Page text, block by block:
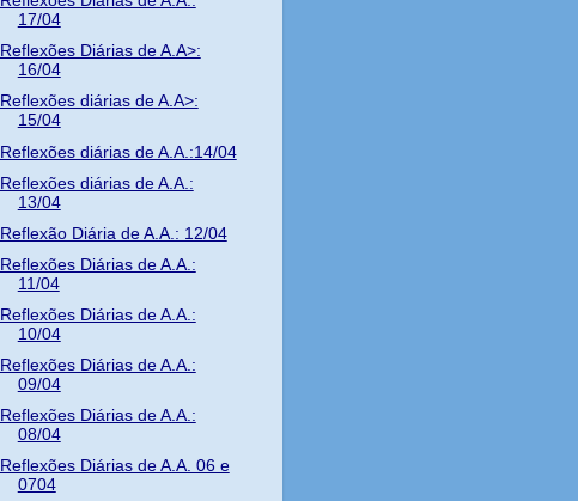
17/04
Reflexões Diárias de A.A>:
16/04
Reflexões diárias de A.A>:
15/04
Reflexões diárias de A.A.:14/04
Reflexões diárias de A.A.:
13/04
Reflexão Diária de A.A.: 12/04
Reflexões Diárias de A.A.:
11/04
Reflexões Diárias de A.A.:
10/04
Reflexões Diárias de A.A.:
09/04
Reflexões Diárias de A.A.:
08/04
Reflexões Diárias de A.A. 06 e
0704